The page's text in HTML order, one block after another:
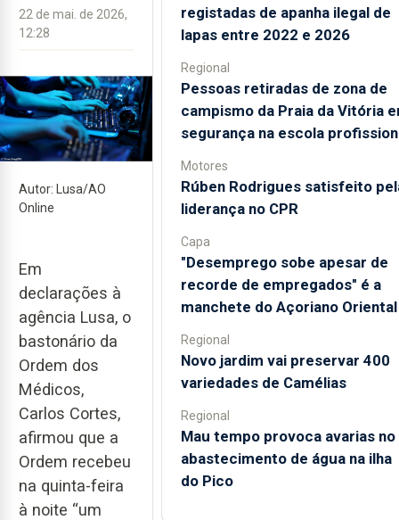
22 de mai. de 2026,
12:28
Autor: Lusa/AO
Online
Em
declarações à
agência Lusa, o
bastonário da
Ordem dos
Médicos,
Carlos Cortes,
afirmou que a
Ordem recebeu
na quinta-feira
à noite “um
registadas de apanha ilegal de
lapas entre 2022 e 2026
Regional
Pessoas retiradas de zona de
campismo da Praia da Vitória
segurança na escola
Motores
Rúben Rodrigues satisfeito
liderança no CPR
Capa
"Desemprego sobe apesar de
recorde de empregados" é a
manchete do Açoriano Oriental
Regional
Novo jardim vai preservar 400
variedades de Camélias
Regional
Mau tempo provoca avarias no
abastecimento de água na ilha
do Pico